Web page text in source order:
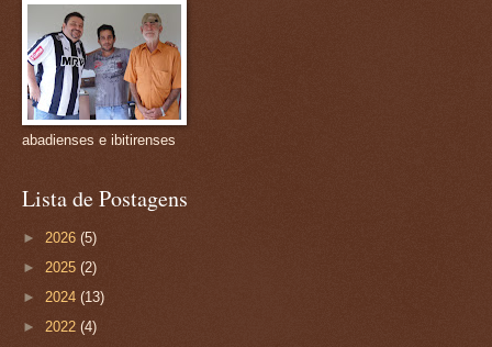
abadienses e ibitirenses
Lista de Postagens
► 2026 (5)
► 2025 (2)
► 2024 (13)
► 2022 (4)